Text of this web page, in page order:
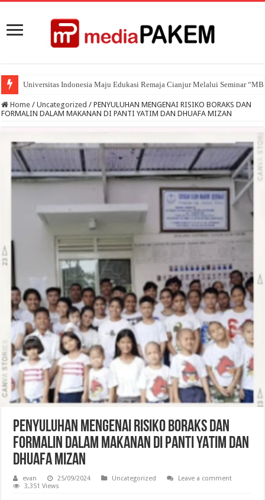
Universitas Indonesia Maju Edukasi Remaja Cianjur Melalui Seminar
Home / Uncategorized / PENYULUHAN MENGENAI RISIKO BORAKS DAN
FORMALIN DALAM MAKANAN DI PANTI YATIM DAN DHUAFA MIZAN
PENYULUHAN MENGENAI RISIKO BORAKS DAN
FORMALIN DALAM MAKANAN DI PANTI YATIM DAN
DHUAFA MIZAN
evan 25/09/2024 Uncategorized
Leave a comment
3,351 Views